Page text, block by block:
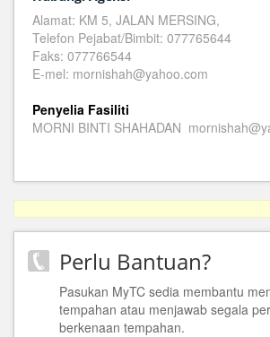
Alamat: KM 5, JALAN MERSING,
Telefon Pejabat/Bimbit: 077765644
Faks: 077766544
E-mel: mornishah@yahoo.com
Penyelia Fasiliti
MORNI BINTI SHAHADAN
Perlu Bantuan?
Pasukan MyTC sedia membantu
tempahan atau menjawab segala
berkenaan tempahan.